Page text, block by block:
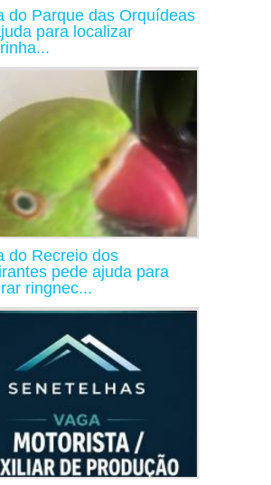
do Parque das Orquídeas
para localizar
do Recreio dos
pede ajuda para
ringnec...